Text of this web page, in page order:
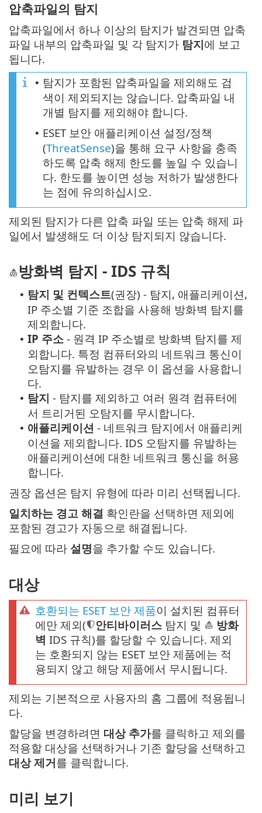
압축파일의 탐지
압축파일에서 하나 이상의 탐지가 발견되면 압축
파일 내부의 압축파일 및 각 탐지가 탐지에 보고
됩니다.
• 탐지가 포함된 압축파일을 제외해도 검
색이 제외되지는 않습니다. 압축파일 내
개별 탐지를 제외해야 합니다.
• ESET 보안 애플리케이션 설정/정책
(ThreatSense)을 통해 요구 사항을 충족
하도록 압축 해제 한도를 높일 수 있습니
다. 한도를 높이면 성능 저하가 발생한다
는 점에 유의하십시오.
제외된 탐지가 다른 압축 파일 또는 압축 해제 파
일에서 발생해도 더 이상 탐지되지 않습니다.
방화벽 탐지 - IDS 규칙
• 탐지 및 컨텍스트(권장) - 탐지, 애플리케이션,
IP 주소별 기준 조합을 사용해 방화벽 탐지를
제외합니다.
• IP 주소 - 원격 IP 주소별로 방화벽 탐지를 제
외합니다. 특정 컴퓨터와의 네트워크 통신이
오탐지를 유발하는 경우 이 옵션을 사용합니
다.
• 탐지 - 탐지를 제외하고 여러 원격 컴퓨터에
서 트리거된 오탐지를 무시합니다.
• 애플리케이션 - 네트워크 탐지에서 애플리케
이션을 제외합니다. IDS 오탐지를 유발하는
애플리케이션에 대한 네트워크 통신을 허용
합니다.
권장 옵션은 탐지 유형에 따라 미리 선택됩니다.
일치하는 경고 해결 확인란을 선택하면 제외에
포함된 경고가 자동으로 해결됩니다.
필요에 따라 설명을 추가할 수도 있습니다.
대상
호환되는 ESET 보안 제품이 설치된 컴퓨터
에만 제외(
안티바이러스 탐지 및
방화
벽 IDS 규칙)를 할당할 수 있습니다. 제외
는 호환되지 않는 ESET 보안 제품에는 적
용되지 않고 해당 제품에서 무시됩니다.
제외는 기본적으로 사용자의 홈 그룹에 적용됩니
다.
할당을 변경하려면 대상 추가를 클릭하고 제외를
적용할 대상을 선택하거나 기존 할당을 선택하고
대상 제거를 클릭합니다.
미리 보기